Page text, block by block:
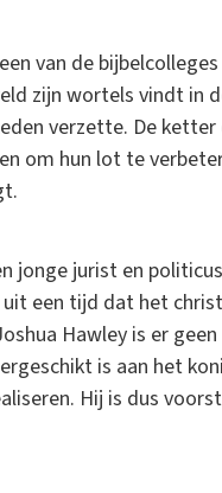
van de
zijn wortels vindt in
verzette. De
om hun lot te
jonge jurist en
een tijd dat het
Hawley is er
is aan het
Hij is dus